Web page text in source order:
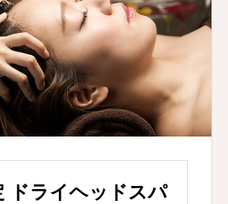
ドライヘッドスパ